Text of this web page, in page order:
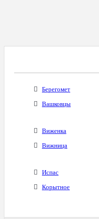
Берегомет
Вашковцы
Виженка
Вижница
Испас
Корытное